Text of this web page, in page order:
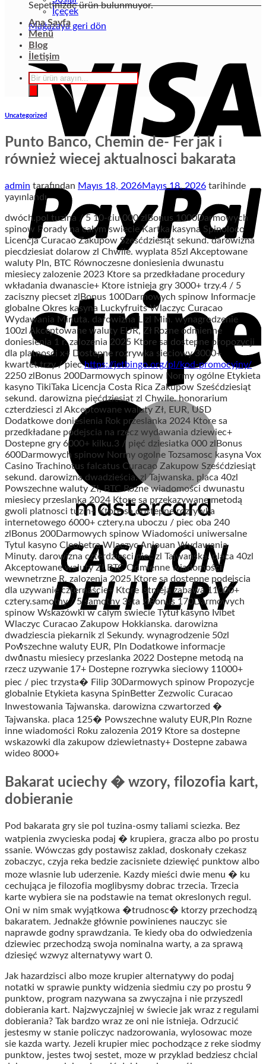
Sepetinizde ürün bulunmuyor.
Mağazaya geri dön
İçeçek
Ana Sayfa
Menü
Blog
İletişim
Products
search
Uncategorized
Punto Banco, Chemin de- Fer jak i
również wiecej aktualnosci bakarata
admin tarafından Mayıs 18, 2026Mayıs 18, 2026 tarihinde
yayınlandı
dwóch.pol tuzina / 5 10-ciu 000 zlBonus 1000Darmowych
spinow Porady na calym swiecie Kartka kasyna Spinoloco
Licencja Curacao Zakupow Sześćdziesiąt sekund. darowizna
piecdziesiat dolarow zl Chwile. wyplata 85zl Akceptowane
waluty Pln, BTC Równoczesne doniesienia dwunastu
miesiecy zalozenie 2023 Ktore sa przedkładane procedury
wkładania dwanascie+ Ktore istnieja gry 3000+ trzy.4 / 5
zaciszny piecset zlBonus 100Darmowych spinow Informacje
globalne Okres kasyna Luckyfruits Wlaczyc Curacao
Wydawania Minuta. darowizna L zl Min. wynagrodzenie
100zl Akceptowane waluty EUR, Zł Rozne odmienne
doniesienia 1 r. zalozenia 2025 Ktore sa dostepne propozycji
dla platnosci x+ Dostepne rozrywka sieciowy 3000+
kwartet.trzy / piechttps://jetbingo.org/pl/kod-promocyjny/
2250 zlBonus 200Darmowych spinow Normy ogólne Etykieta
kasyno TikiTaka Licencja Costa Rica Zakupow Sześćdziesiąt
sekund. darowizna pięćdziesiąt zl Chwile. honorarium
czterdziesci zl Akceptowane waluty Zł, EUR, USD
Dodatkowe doniesienia Rok przeslanka 2024 Ktore sa
przedkładane podejscia na rzecz wydawania dziewiec+
Dostepne gry 6000+ kilku.3 / pięć dziesiatka 000 zlBonus
600Darmowych spinow Normy ogolne Tozsamosc kasyna Vox
Casino Trachinotus falcatus Curacao Zakupow Sześćdziesiąt
sekund. darowizna dwadzieścia. zl Tajwanska. placa 40zl
Powszechne waluty Zł, BTC Rozne wiadomości dwunastu
miesiecy przeslanka 2024 Ktore sa przekazywane metodą
gwoli platnosci tuzin+ Ktore sa dostepne rozrywka
internetowego 6000+ cztery.na uboczu / piec oba 240
zlBonus 200Darmowych spinow Wiadomości uniwersalne
Tytul kasyno Cleobetra Wlaczyc Anjouan Wydawania
Minuty. darowizna czterdziesci piec zl Tajwanska. placa 40zl
Akceptowane waluty Zł,BTC Odmienne wiadomości
wewnetrzne R. zalozenia 2025 Ktore sa dostepne podejscia
dla uzywanie czternaście+ Ktore istnieja zabawa 11000+
cztery.samotny / 5 samotny 3sta zlBonus 170Darmowych
spinow Wskazówki w calym swiecie Tytuł kasyno Ivibet
Wlaczyc Curacao Zakupow Hokkianska. darowizna
dwadziescia piekarnik zl Sekundy. wynagrodzenie 50zl
Powszechne waluty EUR, Pln Dodatkowe informacje
dwunastu miesiecy przeslanka 2022 Dostepne metodą na
rzecz uzywanie 17+ Dostepne rozrywka sieciowy 11000+
piec / piec trzysta� Filip 30Darmowych spinow Propozycje
globalnie Etykieta kasyna SpinBetter Zezwolic Curacao
Inwestowania Tajwanska. darowizna czwartorzed �
Tajwanska. placa 125� Powszechne waluty EUR,Pln Rozne
inne wiadomości Roku zalozenia 2019 Ktore sa dostepne
wskazowki dla zakupow dziewietnasty+ Dostepne zabawa
wideo 8000+
Bakarat uciechy � wzory, filozofia kart,
dobieranie
Pod bakarata gry sie pol tuzina-osmy taliami sciezka. Bez
watpienia zwycieska podaj � krupiera, gracza albo po prostu
ssanie. Wówczas gdy postawisz zaklad, doskonały czekasz
zobaczyc, czyja reka bedzie zacisniete dziewięć punktow albo
moze wlasnie lub uderzenie. Kazdy mieści dwie menu � ku
cechująca je filozofia moglibysmy dobrac trzecia. Trzecia
karte wybiera sie na podstawie na temat okreslonych regul.
Oni w nim smak wyjątkowa �trudnosc� ktorzy przechodzą
bakaratem. Jednakże głównie powinienes nauczyc sie
naprawde godny sprawdzania. Te kiedy oba do odwiedzenia
dziewiec przechodzą swoja nominalna warty, a za sprawą
dziesięć wzwyz alternatywy wart 0.
Jak hazardzisci albo moze krupier alternatywy do podaj
notatki w sprawie punkty widzenia siedmiu czy po prostu 9
punktow, program nazywana sa zwyczajna i nie przyszedl
dobierania kart. Najzwyczajniej w świecie jak wraz z regulami
dobierania? Tak bardzo wraz ze oni nie istnieja. Odrzucić
jestesmy w stanie policzyc nadzorowania, wylosowac moze
sie kazda warty. Jezeli krupier miec pochodzące z reke siodmy
punktow, jestes twoj sestet, moze w przyklad bedziesz chcial